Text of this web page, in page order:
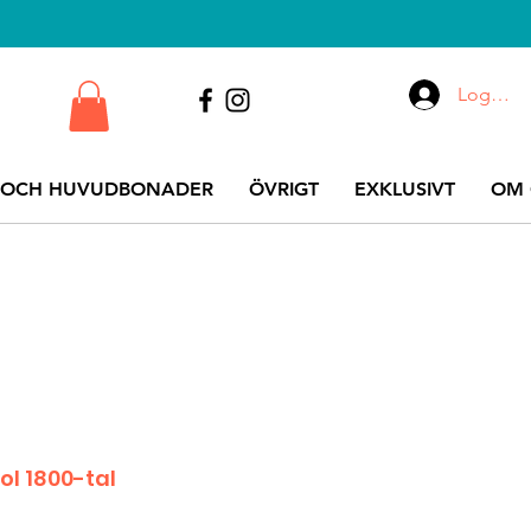
HUVUDBONADER ÖVRIGT EXKLUSIVT OM
Logga
1800-tal